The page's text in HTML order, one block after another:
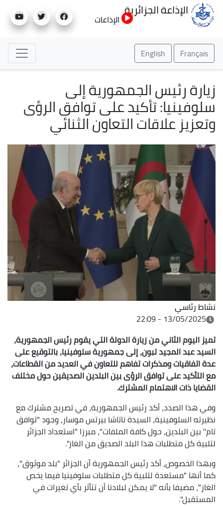
إلى
الإذاعة الجزائرية
الإذاعات
Français
English
زيارة رئيس الجمهورية إلى
سلوفينيا: تأكيد على توافق الرؤى
وتعزيز علاقات التعاون الثنائي
نشاط رئاسي
13/05/2025 - 22:09
تميز اليوم الثاني من زيارة الدولة التي يقوم رئيس الجمهورية،
السيد عبد المجيد تبون، إلى جمهورية سلوفينيا، بالتوقيع على
عدة اتفاقيات ومذكرات تفاهم للتعاون في العديد من القطاعات،
مع التأكيد على توافق الرؤى بين البلدين الصديقين حول مختلف
القضايا ذات الاهتمام المشترك.
وفي هذا الصدد، أكد رئيس الجمهورية، في تصريح مشترك مع
نظيرته السلوفينية، السيدة ناتاشا بيرتس موسار، وجود "توافق
تام'' بين البلدين، حول كافة الملفات"، مبرزا "استعداد الجزائر
لتلبية كل متطلبات هذا البلد الصديق من الغاز".
وبهذا الخصوص، أكد رئيس الجمهورية أن الجزائر "بلد موثوق"،
كما أنها "مستعدة لتلبية كل متطلبات سلوفينيا فيما يخص
الغاز"، مضيفا بأنه "لا يمكن لبلادنا أن تتأثر بأي تغيرات في
المستقبل".